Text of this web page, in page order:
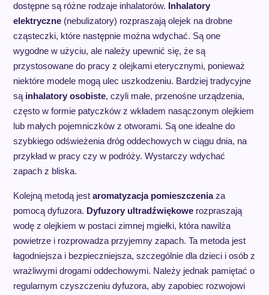
dostępne są różne rodzaje inhalatorów. Inhalatory
elektryczne(nebulizatory) rozpraszają olejek na drobne
cząsteczki, które następnie można wdychać. Są one
wygodne w użyciu, ale należy upewnić się, że są
przystosowane do pracy z olejkami eterycznymi, ponieważ
niektóre modele mogą ulec uszkodzeniu. Bardziej tradycyjne
są inhalatory osobiste, czyli małe, przenośne urządzenia,
często w formie patyczków z wkładem nasączonym olejkiem
lub małych pojemniczków z otworami. Są one idealne do
szybkiego odświeżenia dróg oddechowych w ciągu dnia, na
przykład w pracy czy w podróży. Wystarczy wdychać
zapach z bliska.
Kolejną metodą jest aromatyzacja pomieszczeniaza
pomocą dyfuzora. Dyfuzory ultradźwiękowerozpraszają
wodę z olejkiem w postaci zimnej mgiełki, która nawilża
powietrze i rozprowadza przyjemny zapach. Ta metoda jest
łagodniejsza i bezpieczniejsza, szczególnie dla dzieci i osób z
wrażliwymi drogami oddechowymi. Należy jednak pamiętać o
regularnym czyszczeniu dyfuzora, aby zapobiec rozwojowi